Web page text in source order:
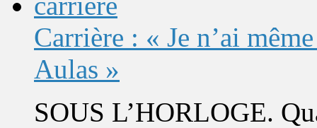
Carrière : « Je n’ai
Aulas »
SOUS L’HORLOGE.